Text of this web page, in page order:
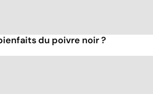
du poivre noir ?